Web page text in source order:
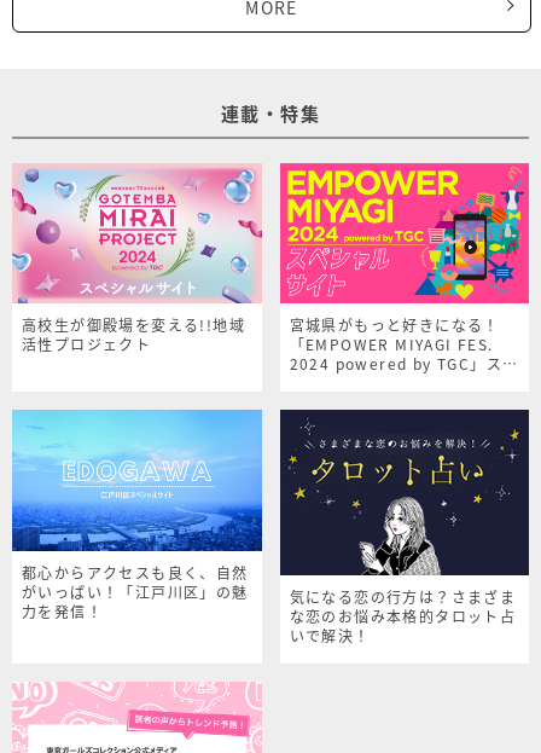
MORE
連載・特集
高校生が御殿場を変える!!地域
活性プロジェクト
宮城県がもっと好きになる！
「EMPOWER MIYAGI FES.
2024 powered by TGC」スペ
都心からアクセスも良く、自然
がいっぱい！「江戸川区」の魅
力を発信！
気になる恋の行方は？さまざま
な恋のお悩み本格的タロット占
いで解決！